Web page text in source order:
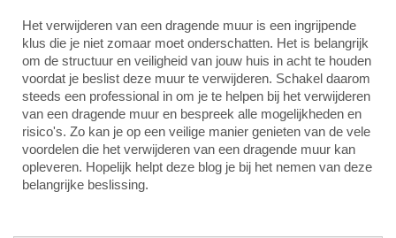
Het verwijderen van een dragende muur is een ingrijpende
klus die je niet zomaar moet onderschatten. Het is belangrijk
om de structuur en veiligheid van jouw huis in acht te houden
voordat je beslist deze muur te verwijderen. Schakel daarom
steeds een professional in om je te helpen bij het verwijderen
van een dragende muur en bespreek alle mogelijkheden en
risico's. Zo kan je op een veilige manier genieten van de vele
voordelen die het verwijderen van een dragende muur kan
opleveren. Hopelijk helpt deze blog je bij het nemen van deze
belangrijke beslissing.